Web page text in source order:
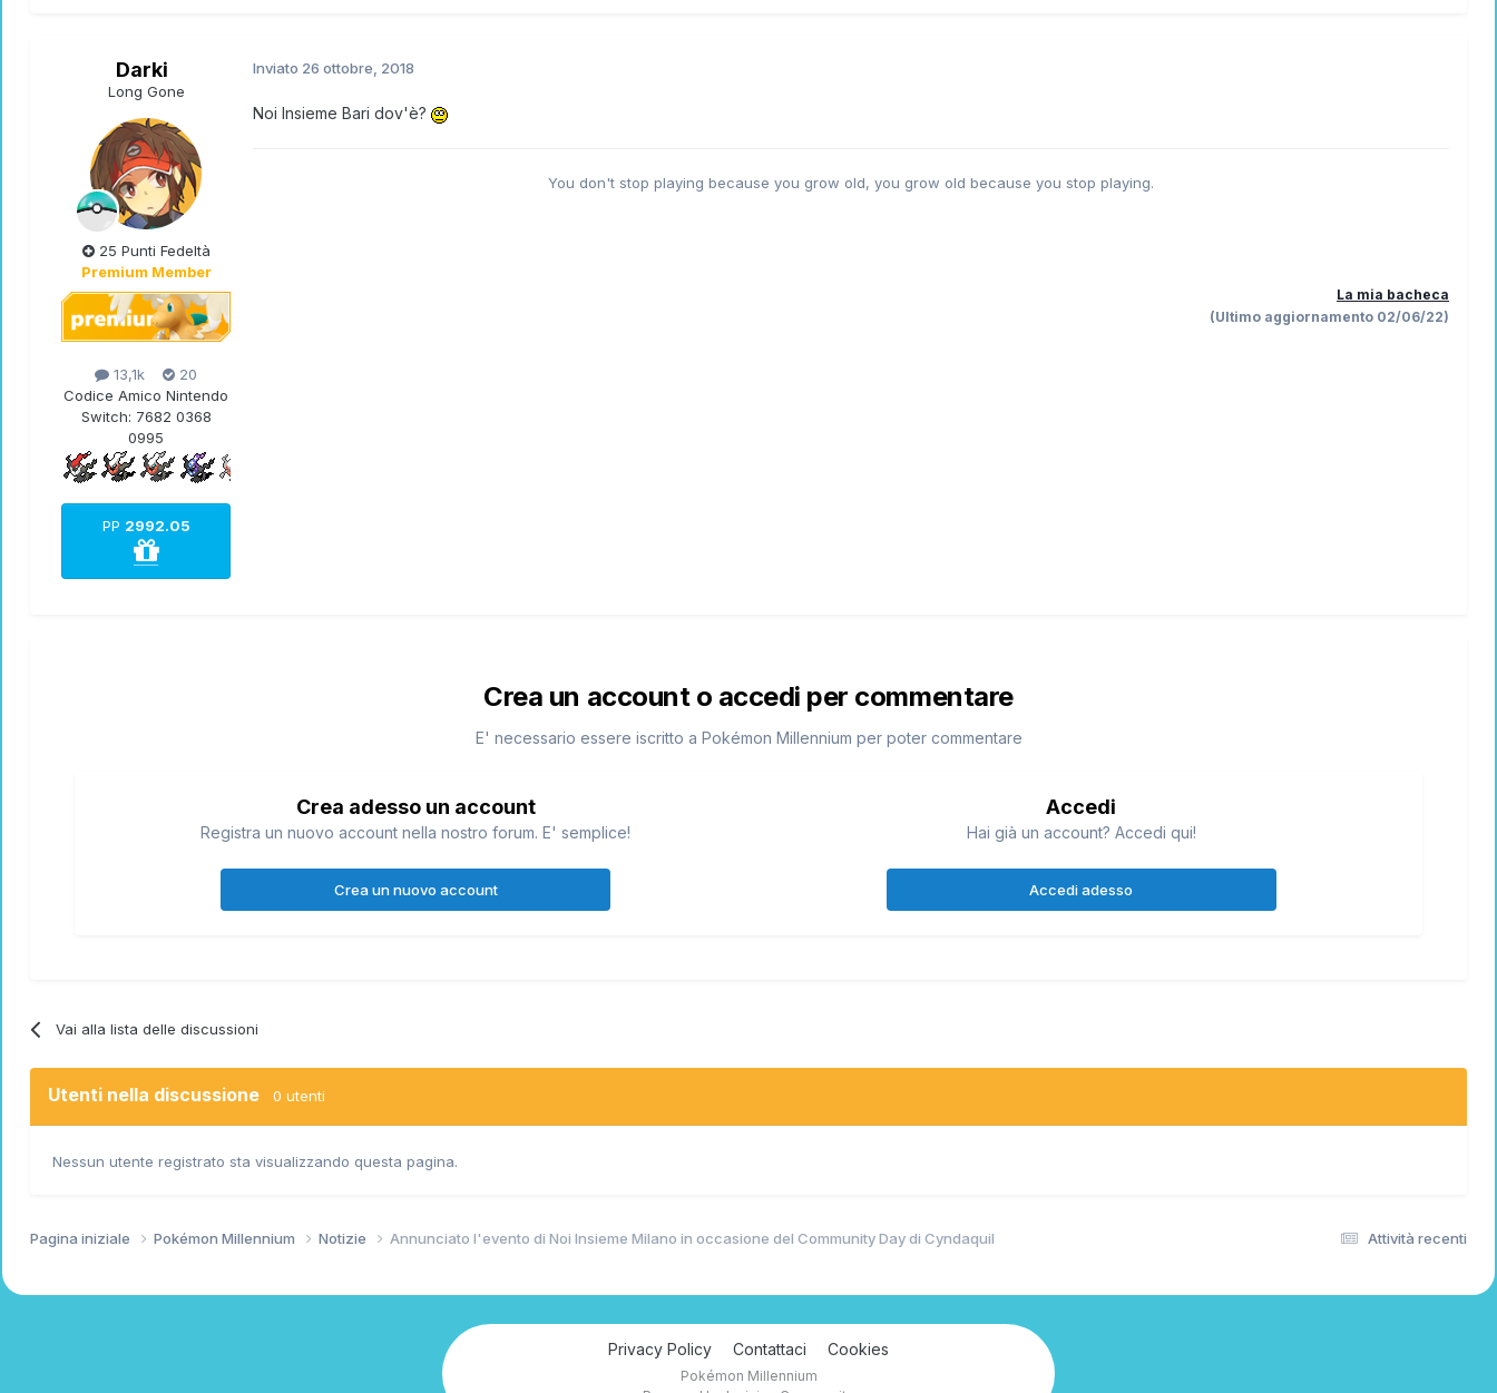
Darki
Long Gone
25 Punti Fedeltà
Premium Member
13,1k
20
Codice Amico Nintendo
Switch: 7682 0368
0995
PP 2992.05
Inviato 26 ottobre, 2018
Noi Insieme Bari dov'è?
You don't stop playing because you grow old, you grow old because you stop playing.
La mia bacheca
(Ultimo aggiornamento 02/06/22)
Crea un account o accedi per commentare
E' necessario essere iscritto a Pokémon Millennium per poter commentare
Crea adesso un account
Registra un nuovo account nella nostro forum. E' semplice!
Crea un nuovo account
Accedi
Hai già un account? Accedi qui!
Accedi adesso
Vai alla lista delle discussioni
Utenti nella discussione 0 utenti
Nessun utente registrato sta visualizzando questa pagina.
Attività recenti
Pagina iniziale Pokémon Millennium Notizie Annunciato l'evento di Noi Insieme Milano in occasione del Community Day di Cyndaquil
Privacy Policy Contattaci Cookies
Pokémon Millennium